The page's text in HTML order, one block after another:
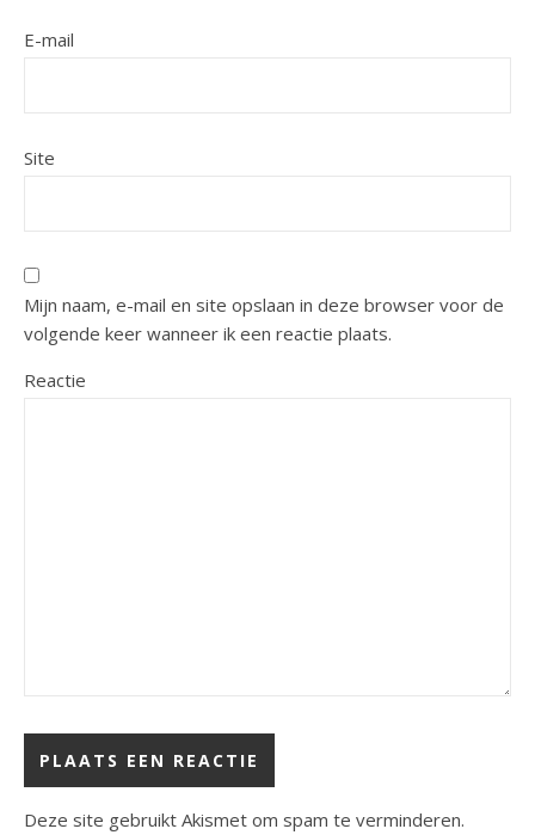
E-mail
Site
Mijn naam, e-mail en site opslaan in deze browser voor de
volgende keer wanneer ik een reactie plaats.
Reactie
Deze site gebruikt Akismet om spam te verminderen.